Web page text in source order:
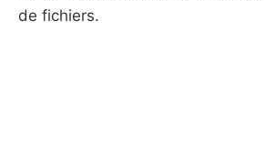
de fichiers.